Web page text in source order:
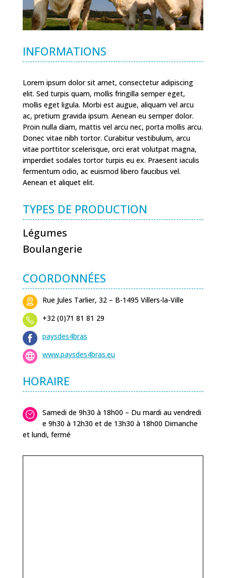
INFORMATIONS
Lorem ipsum dolor sit amet, consectetur adipiscing
elit. Sed turpis quam, mollis fringilla semper eget,
mollis eget ligula. Morbi est augue, aliquam vel arcu
ac, pretium gravida ipsum. Aenean eu semper dolor.
Proin nulla diam, mattis vel arcu nec, porta mollis arcu.
Donec vitae nibh tortor. Curabitur vestibulum, arcu
vitae porttitor scelerisque, orci erat volutpat magna,
imperdiet sodales tortor turpis eu ex. Praesent iaculis
fermentum odio, ac euismod libero faucibus vel.
Aenean et aliquet elit.
TYPES DE PRODUCTION
Légumes
Boulangerie
COORDONNÉES
Rue Jules Tarlier, 32 – B-1495 Villers-la-Ville
+32 (0)71 81 81 29
paysdes4bras
www.paysdes4bras.eu
HORAIRE
Samedi de 9h30 à 18h00 – Du mardi au vendredi
e 9h30 à 12h30 et de 13h30 à 18h00 Dimanche
et lundi, fermé